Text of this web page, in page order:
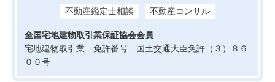
不動産鑑定士相談 不動産コンサル
全国宅地建物取引業保証協会会員
宅地建物取引業 免許番号 国土交通大臣免許（３）８６
００号